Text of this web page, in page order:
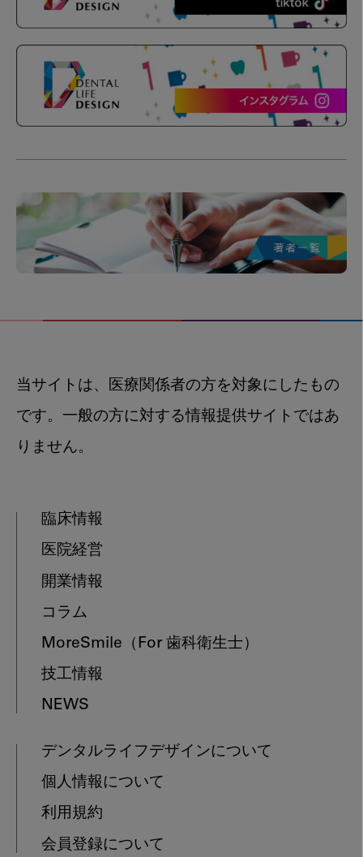
当サイトは、医療関係者の方を対象にしたもの
です。一般の方に対する情報提供サイトではあ
りません。
臨床情報
医院経営
開業情報
コラム
MoreSmile （For 歯科衛生士）
技工情報
NEWS
デンタルライフデザインについて
個人情報について
利用規約
会員登録について